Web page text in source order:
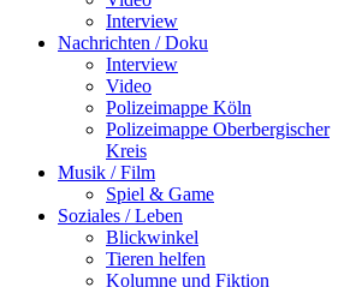
Interview
Nachrichten / Doku
Interview
Video
Polizeimappe Köln
Polizeimappe Oberbergischer
Kreis
Musik / Film
Spiel & Game
Soziales / Leben
Blickwinkel
Tieren helfen
Kolumne und Fiktion